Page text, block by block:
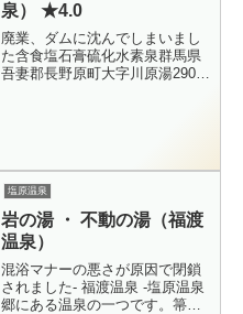
泉） ★4.0
廃業、ダムに沈んでしまいまし
た含食塩石膏硫化水素泉群馬県
吾妻郡長野原町大字川原湯290男
塩原温泉
岩の湯 ・ 不動の湯（福渡
温泉）
混浴マナーの悪さが原因で閉鎖
されました- 福渡温泉 -塩原温泉
郷にある温泉の一つです。箒川